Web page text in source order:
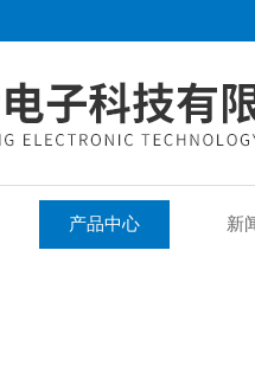
产品中心 新